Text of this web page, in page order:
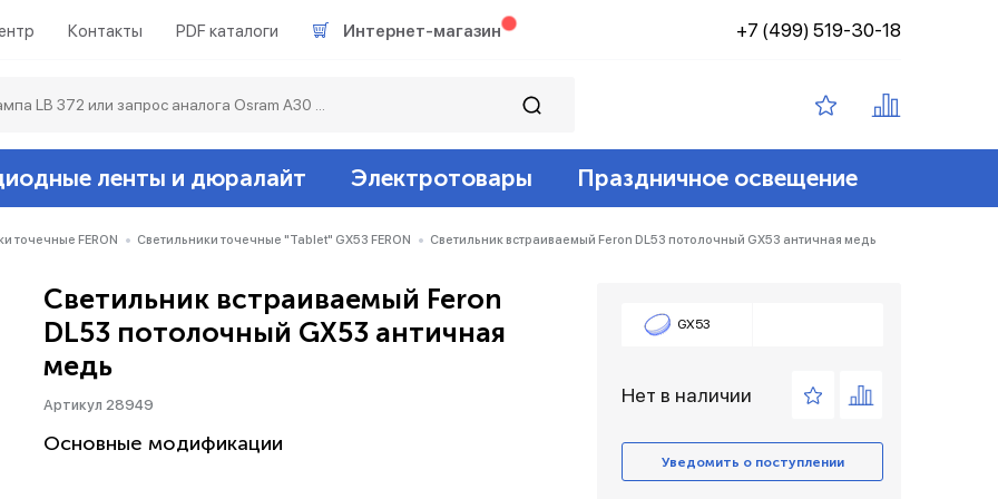
Контакты PDF каталоги Интернет-магазин +7 (499) 519-30-18
Светодиодные лампы филамент
Люминесцентные лампы
Акцентное освещение
Светильники складские
ленты и дюралайт
Ленты светодиодные 12v
Дюралайт светодиодный
Электротовары
Датчики
Звонки и сигнализация беспроводные
Праздничное освещение
Гирлянды белт-лайт
Прочее
точечные FERON Светильники точечные "Tablet" GX53 FERON Светильник встраиваемый Feron DL53 потолочный GX53 античная медь
Светильник встраиваемый Feron
DL53 потолочный GX53 античная
медь
Артикул 28949
Основные модификации
GX53
Нет в наличии
Уведомить о поступлении